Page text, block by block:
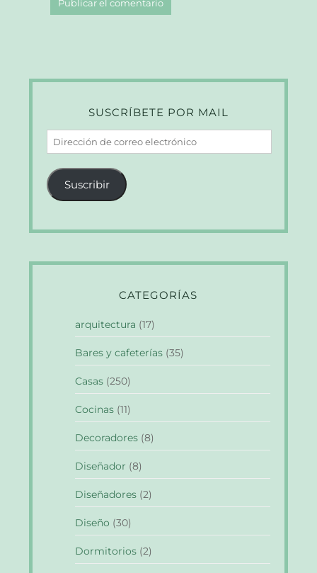
SUSCRÍBETE POR MAIL
Dirección
de
correo
electrónico
Suscribir
CATEGORÍAS
arquitectura (17)
Bares y cafeterías (35)
Casas (250)
Cocinas (11)
Decoradores (8)
Diseñador (8)
Diseñadores (2)
Diseño (30)
Dormitorios (2)